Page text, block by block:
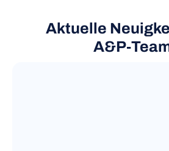
Aktuelle